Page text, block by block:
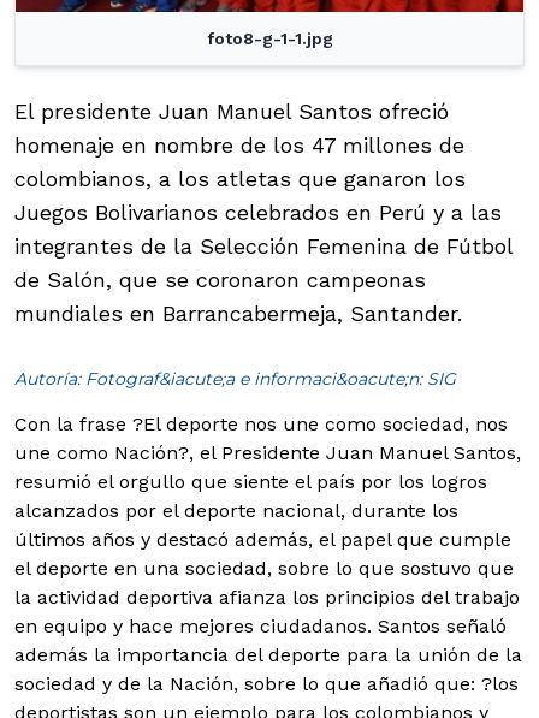
foto8-g-1-1.jpg
El presidente Juan Manuel Santos ofreció
homenaje en nombre de los 47 millones de
colombianos, a los atletas que ganaron los
Juegos Bolivarianos celebrados en Perú y a las
integrantes de la Selección Femenina de Fútbol
de Salón, que se coronaron campeonas
mundiales en Barrancabermeja, Santander.
Autoría: Fotograf&iacute;a e informaci&oacute;n: SIG
Con la frase ?El deporte nos une como sociedad, nos
une como Nación?, el Presidente Juan Manuel Santos,
resumió el orgullo que siente el país por los logros
alcanzados por el deporte nacional, durante los
últimos años y destacó además, el papel que cumple
el deporte en una sociedad, sobre lo que sostuvo que
la actividad deportiva afianza los principios del trabajo
en equipo y hace mejores ciudadanos. Santos señaló
además la importancia del deporte para la unión de la
sociedad y de la Nación, sobre lo que añadió que: ?los
deportistas son un ejemplo para los colombianos y